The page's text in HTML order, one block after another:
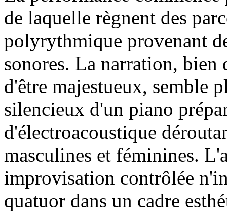
de laquelle règnent des
polyrythmique provenant
sonores. La narration,
d'être majestueux, semble
silencieux d'un piano
d'électroacoustique
masculines et féminines.
improvisation contrôlée
quatuor dans un cadre